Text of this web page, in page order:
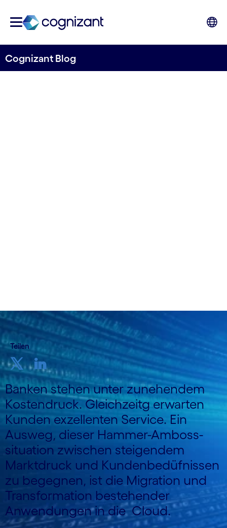
Cognizant Blog
Teilen
Banken stehen unter zunehendem
Kostendruck. Gleichzeitg erwarten
Kunden exzellenten Service. Ein
Ausweg, dieser Hammer-Amboss-
situation zwischen steigendem
Marktdruck und Kundenbedüfnissen
zu begegnen, ist die Migration und
Transformation bestehender
Anwendungen in die Cloud.